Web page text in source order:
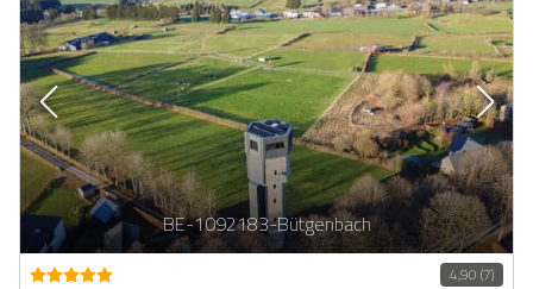
BE-1092183-Bütgenbach
4,90 (7)